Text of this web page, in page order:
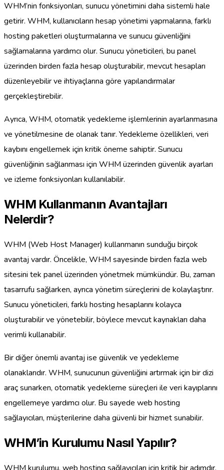
WHM’nin fonksiyonları, sunucu yönetimini daha sistemli hale
getirir. WHM, kullanıcıların hesap yönetimi yapmalarına, farklı
hosting paketleri oluşturmalarına ve sunucu güvenliğini
sağlamalarına yardımcı olur. Sunucu yöneticileri, bu panel
üzerinden birden fazla hesap oluşturabilir, mevcut hesapları
düzenleyebilir ve ihtiyaçlarına göre yapılandırmalar
gerçekleştirebilir.
Ayrıca, WHM, otomatik yedekleme işlemlerinin ayarlanmasına
ve yönetilmesine de olanak tanır. Yedekleme özellikleri, veri
kaybını engellemek için kritik öneme sahiptir. Sunucu
güvenliğinin sağlanması için WHM üzerinden güvenlik ayarları
ve izleme fonksiyonları kullanılabilir.
WHM Kullanmanın Avantajları
Nelerdir?
WHM (Web Host Manager) kullanmanın sunduğu birçok
avantaj vardır. Öncelikle, WHM sayesinde birden fazla web
sitesini tek panel üzerinden yönetmek mümkündür. Bu, zaman
tasarrufu sağlarken, ayrıca yönetim süreçlerini de kolaylaştırır.
Sunucu yöneticileri, farklı hosting hesaplarını kolayca
oluşturabilir ve yönetebilir, böylece mevcut kaynakları daha
verimli kullanabilir.
Bir diğer önemli avantaj ise güvenlik ve yedekleme
olanaklarıdır. WHM, sunucunun güvenliğini artırmak için bir dizi
araç sunarken, otomatik yedekleme süreçleri ile veri kayıplarını
engellemeye yardımcı olur. Bu sayede web hosting
sağlayıcıları, müşterilerine daha güvenli bir hizmet sunabilir.
WHM’in Kurulumu Nasıl Yapılır?